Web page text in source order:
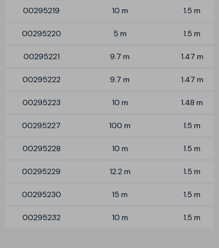
00295219 10 m 1.5 m
00295220 5 m 1.5 m
00295221 9.7 m 1.47 m
00295222 9.7 m 1.47 m
00295223 10 m 1.48 m
00295227 100 m 1.5 m
00295228 10 m 1.5 m
00295229 12.2 m 1.5 m
00295230 15 m 1.5 m
00295232 10 m 1.5 m